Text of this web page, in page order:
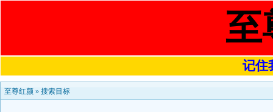
至
记住
至尊红颜 » 搜索目标